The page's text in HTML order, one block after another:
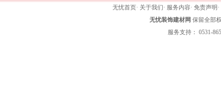
无忧首页· 关于我们· 服务内容·免责声明 ·
无忧装饰建材网 保留全部
服务支持： 0531-